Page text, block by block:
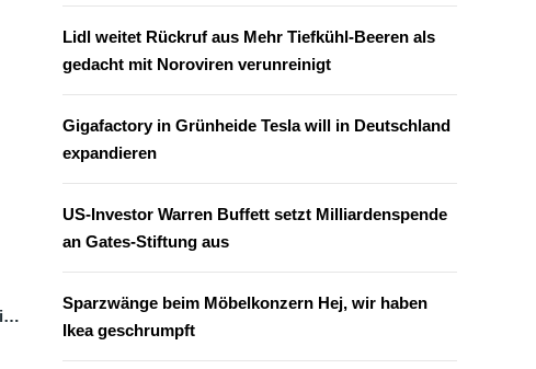
Lidl weitet Rückruf aus Mehr Tiefkühl-Beeren als
gedacht mit Noroviren verunreinigt
Gigafactory in Grünheide Tesla will in Deutschland
expandieren
US-Investor Warren Buffett setzt Milliardenspende
an Gates-Stiftung aus
Sparzwänge beim Möbelkonzern Hej, wir haben
Ikea geschrumpft